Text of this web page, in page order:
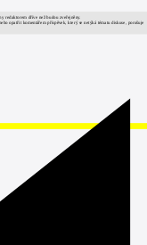
redaktorem dříve než budou zveřejněny.
opatřit komentářem příspěvek, který se netýká tématu diskuse, porušuje